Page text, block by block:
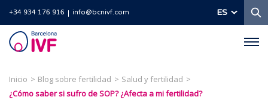
+34 934 176 916 info@bcnivf.com ES
Barcelona
IVF
Inicio Blog sobre fertilidad
Salud y fertilidad
¿Cómo saber si sufro de SOP? ¿Afecta a mi fertilidad?